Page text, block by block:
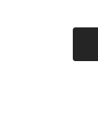
Schumacher
Ball Bearing Oil＜
1/12 Racing＜1/12
Pinions/Spur Gears
Tools＜ドライバー他
Batteries＜バッテ
Safety Bags＜セー
Electronics＜電